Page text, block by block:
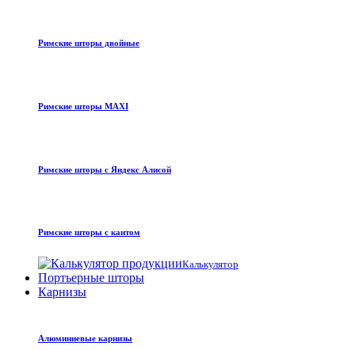
Римские шторы двойные
Римские шторы MAXI
Римские шторы с Яндекс Алисой
Римские шторы с кантом
Калькулятор
Портьерные шторы
Карнизы
Алюминиевые карнизы